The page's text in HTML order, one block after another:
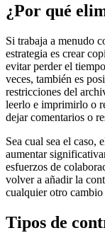
¿Por qué
Si trabaja a menudo
estrategia es crear
evitar perder el
veces, también es
restricciones del
leerlo e imprimirlo o
dejar comentarios o
Sea cual sea el caso,
aumentar
esfuerzos de
volver a añadir la
cualquier otro
Tipos de